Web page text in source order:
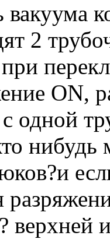
вакуума
2
ON,
одной
нибудь
верхней